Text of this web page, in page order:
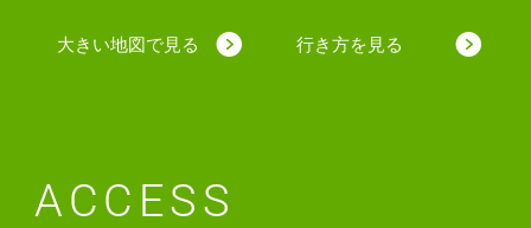
大きい地図で見る 行き方を見る
ACCESS